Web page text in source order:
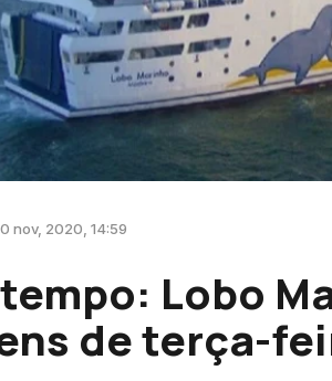
nov, 2020, 14:59
Lobo
de terça-